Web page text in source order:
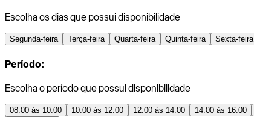
Escolha os dias que possui disponibilidade
Segunda-feira Terça-feira Quarta-feira Quinta-feira Sexta-feira
Período:
Escolha o período que possui disponibilidade
08:00 às 10:00 10:00 às 12:00 12:00 às 14:00 14:00 às 16:00